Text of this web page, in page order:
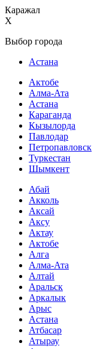
Каражал
X
Выбор города
Астана
Актобе
Алма-Ата
Астана
Караганда
Кызылорда
Павлодар
Петропавловск
Туркестан
Шымкент
Абай
Акколь
Аксай
Аксу
Актау
Актобе
Алга
Алма-Ата
Алтай
Аральск
Аркалык
Арыс
Астана
Атбасар
Атырау